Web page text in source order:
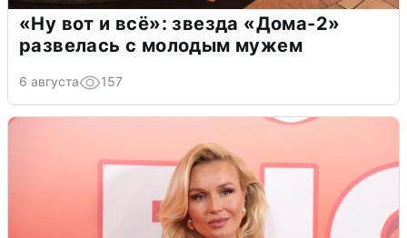
«Ну вот и всё»: звезда «Дома-2»
развелась с молодым мужем
6 августа 157